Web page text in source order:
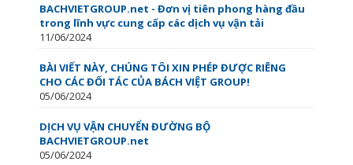
BACHVIETGROUP.net - Đơn vị tiên phong hàng đầu
trong lĩnh vực cung cấp các dịch vụ vận tải
11/06/2024
BÀI VIẾT NÀY, CHÚNG TÔI XIN PHÉP ĐƯỢC RIÊNG
CHO CÁC ĐỐI TÁC CỦA BÁCH VIỆT GROUP!
05/06/2024
DỊCH VỤ VẬN CHUYỂN ĐƯỜNG BỘ
BACHVIETGROUP.net
05/06/2024